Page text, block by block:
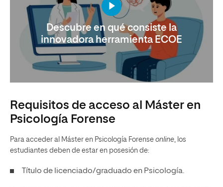
Descubre en qué consiste la
innovadora herramienta ECOE
Requisitos de acceso al Máster en
Psicología Forense
Para acceder al Máster en Psicología Forense online, los
estudiantes deben de estar en posesión de:
Título de licenciado/graduado en Psicología.